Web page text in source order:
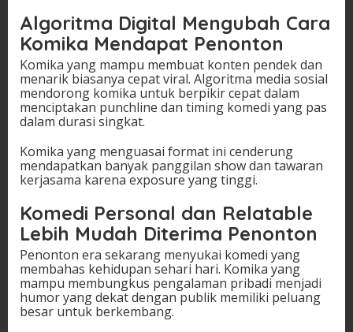
Algoritma Digital Mengubah Cara
Komika Mendapat Penonton
Komika yang mampu membuat konten pendek dan
menarik biasanya cepat viral. Algoritma media sosial
mendorong komika untuk berpikir cepat dalam
menciptakan punchline dan timing komedi yang pas
dalam durasi singkat.
Komika yang menguasai format ini cenderung
mendapatkan banyak panggilan show dan tawaran
kerjasama karena exposure yang tinggi.
Komedi Personal dan Relatable
Lebih Mudah Diterima Penonton
Penonton era sekarang menyukai komedi yang
membahas kehidupan sehari hari. Komika yang
mampu membungkus pengalaman pribadi menjadi
humor yang dekat dengan publik memiliki peluang
besar untuk berkembang.